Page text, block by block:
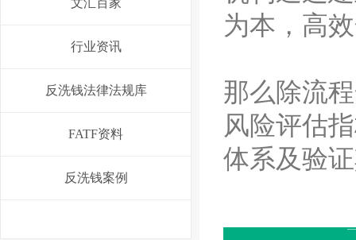
文汇百家
行业资讯
反洗钱法律法规库
FATF资料
反洗钱案例
为本，高
那么除流
风险评估
体系及验